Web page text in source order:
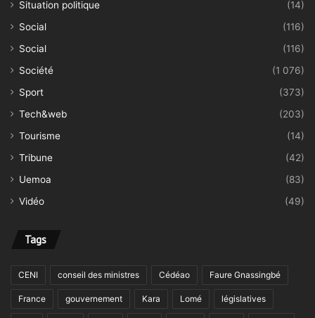
Situation politique
(14)
Social
(116)
Social
(116)
Société
(1 076)
Sport
(373)
Tech&web
(203)
Tourisme
(14)
Tribune
(42)
Uemoa
(83)
Vidéo
(49)
Tags
CENI conseil des ministres Cédéao Faure Gnassingbé
France gouvernement Kara Lomé législatives